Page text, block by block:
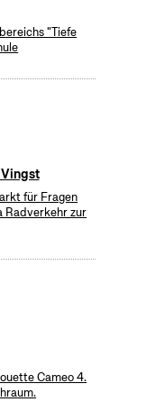
"Tiefe
Vingst
für Fragen
Radverkehr zur
Cameo 4.